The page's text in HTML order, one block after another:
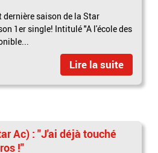
saison de la Star
1er single! Intitulé "A l'école des
Lire la suite
Ac) : "J'ai déjà touché
!"